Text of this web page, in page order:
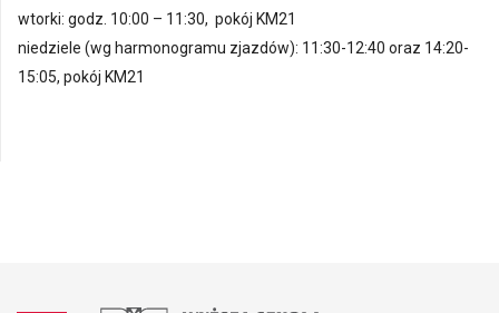
wtorki: godz. 10:00 – 11:30, pokój KM21
niedziele (wg harmonogramu zjazdów): 11:30-12:40 oraz 14:20-
15:05, pokój KM21